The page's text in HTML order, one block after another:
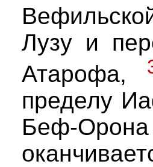
Лузу и
Атарофа,
пределу
Беф-